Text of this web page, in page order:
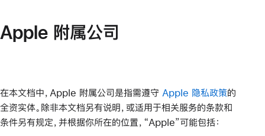
Apple 附属公司
在本文档中，Apple 附属公司是指需遵守 Apple 隐私政策的
全资实体。除非本文档另有说明，或适用于相关服务的条款和
条件另有规定，并根据你所在的位置，“Apple”可能包括：